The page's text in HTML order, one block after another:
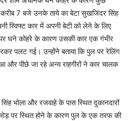
करीब 7 बजे उनके ताये का बेटा सुखजिंदर सिंह
स्विफ्ट कार में अपनी बेटी को लेने के लिए
घने कोहरे के कारण उसकी कार एक गंभीर
पलट गई। उन्होंने बताया कि पुल पर रेलिंग
और पीछे जा रहे अन्य राहगीरों ने कार चालक
भोला और रजवाहे के पास स्थित दुकानदारों
मोड़ पर स्थित होने के कारण पुल के एक तरफ की